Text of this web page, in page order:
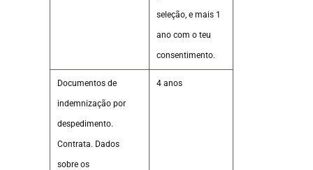
seleção, e mais 1
ano com o teu
consentimento.
Documentos de
indemnização por
despedimento.
Contrata. Dados
sobre os
4 anos